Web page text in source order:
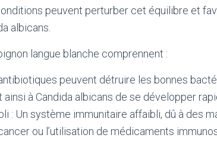
peuvent perturber cet équilibre et
albicans.
langue blanche comprennent :
peuvent détruire les bonnes
à Candida albicans de se développer
: Un système immunitaire affaibli, dû à des
ou l’utilisation de médicaments